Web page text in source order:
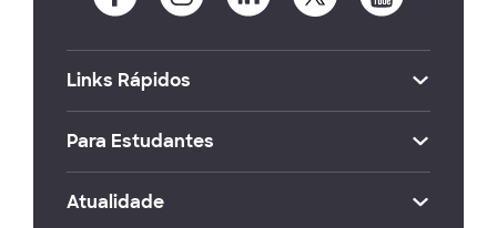
Links Rápidos
Para Estudantes
Atualidade